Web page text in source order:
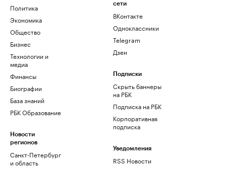
Политика
Экономика
Общество
Бизнес
Технологии и
медиа
Финансы
Биографии
База знаний
РБК Образование
Новости
регионов
Санкт-Петербург
и область
сети
ВКонтакте
Одноклассники
Telegram
Дзен
Подписки
Скрыть баннеры
на РБК
Подписка на РБК
Корпоративная
подписка
Уведомления
RSS Новости